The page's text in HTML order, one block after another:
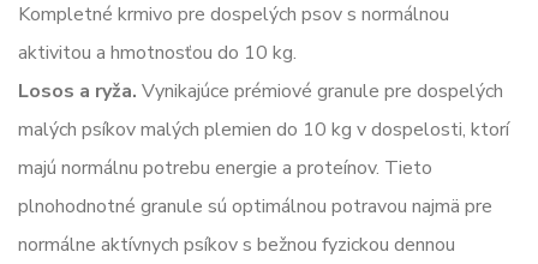
Kompletné krmivo pre dospelých psov s normálnou
aktivitou a hmotnosťou do 10 kg.
Losos a ryža. Vynikajúce prémiové granule pre dospelých
malých psíkov malých plemien do 10 kg v dospelosti, ktorí
majú normálnu potrebu energie a proteínov. Tieto
plnohodnotné granule sú optimálnou potravou najmä pre
normálne aktívnych psíkov s bežnou fyzickou dennou